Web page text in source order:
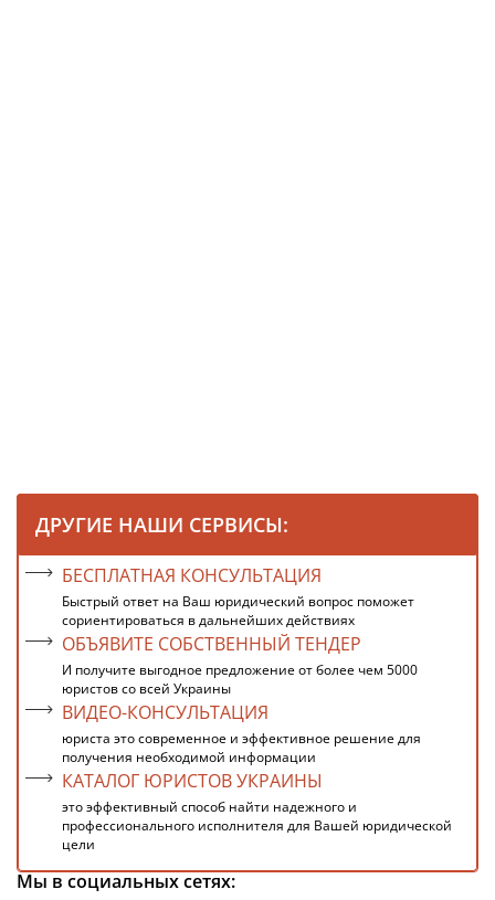
ДРУГИЕ НАШИ СЕРВИСЫ:
БЕСПЛАТНАЯ КОНСУЛЬТАЦИЯ
Быстрый ответ на Ваш юридический вопрос поможет
сориентироваться в дальнейших действиях
ОБЪЯВИТЕ СОБСТВЕННЫЙ ТЕНДЕР
И получите выгодное предложение от более чем 5000
юристов со всей Украины
ВИДЕО-КОНСУЛЬТАЦИЯ
юриста это современное и эффективное решение для
получения необходимой информации
КАТАЛОГ ЮРИСТОВ УКРАИНЫ
это эффективный способ найти надежного и
профессионального исполнителя для Вашей юридической
цели
Мы в социальных сетях: